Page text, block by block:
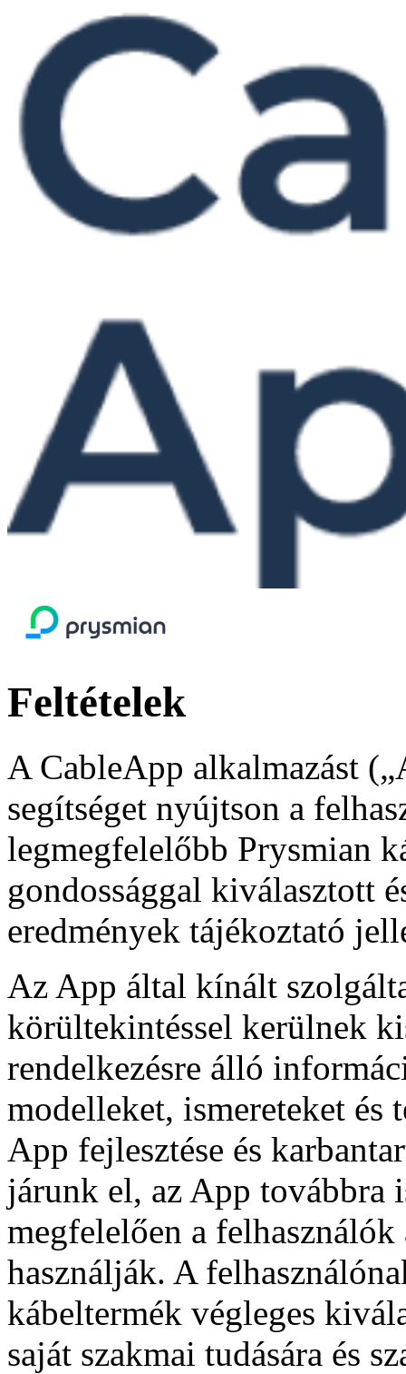
Feltételek
A CableApp alkalmazást
segítséget nyújtson a
legmegfelelőbb Prysmian
gondossággal kiválasztott
eredmények tájékoztató
Az App által kínált
körültekintéssel kerülnek
rendelkezésre álló
modelleket, ismereteket és
App fejlesztése és
járunk el, az App továbbra
megfelelően a
használják. A
kábeltermék végleges
saját szakmai tudására és